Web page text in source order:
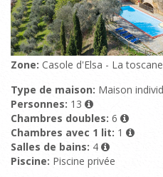
Zone: Casole d'Elsa - La toscane
Type de maison: Maison
Personnes: 13
Chambres doubles: 6
Chambres avec 1 lit: 1
Salles de bains: 4
Piscine: Piscine privée